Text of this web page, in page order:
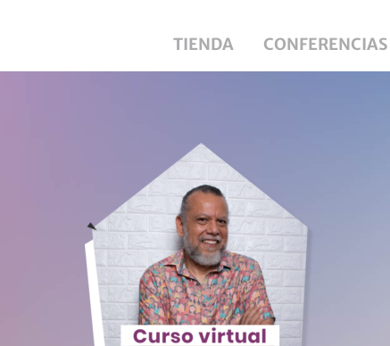
TIENDA CONFERENCIAS